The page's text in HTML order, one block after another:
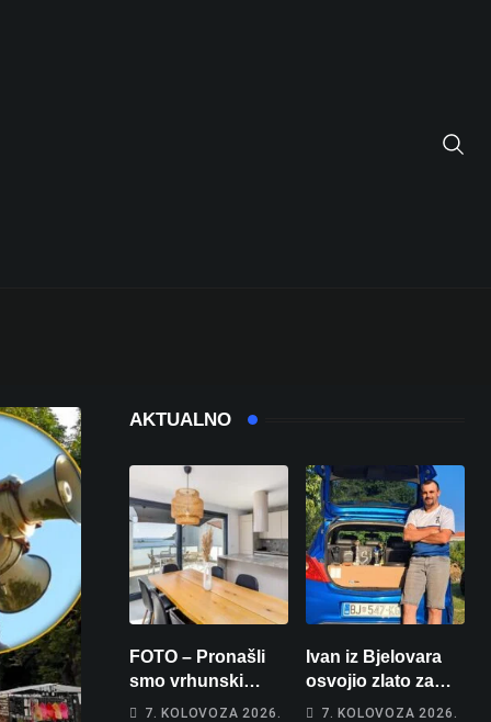
AKTUALNO
FOTO – Pronašli
smo vrhunski
apartman za
7. KOLOVOZA 2026.
Ivan iz Bjelovara
osvojio zlato za
najglasniji audio
7. KOLOVOZA 2026.